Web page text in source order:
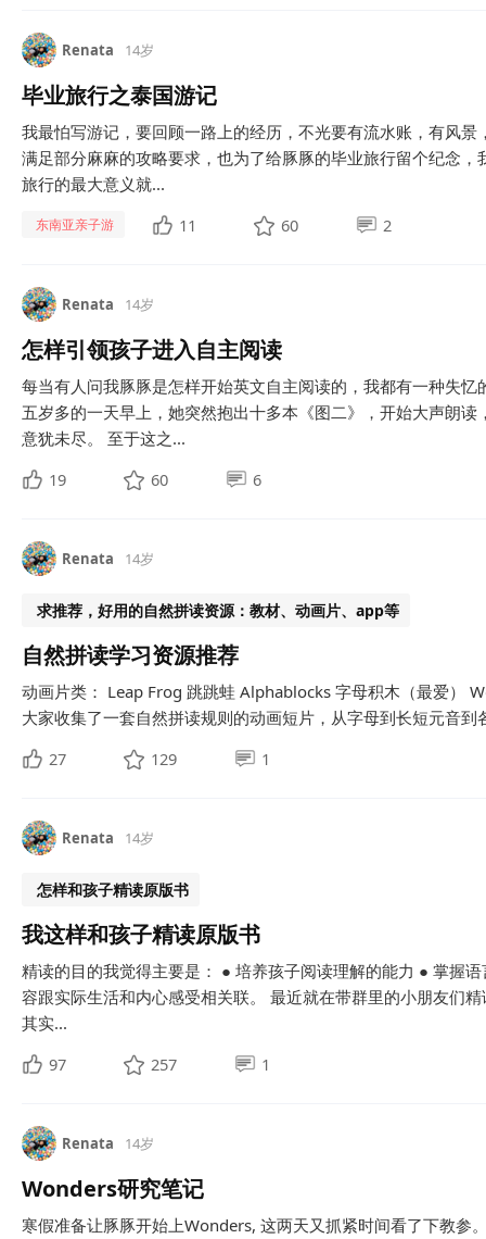
Renata 14岁
毕业旅行之泰国游记
我最怕写游记，要回顾一路上的经历，不光要有流水账，有风
满足部分麻麻的攻略要求，也为了给豚豚的毕业旅行留个纪念
旅行的最大意义就...
东南亚亲子游 11 60 2
Renata 14岁
怎样引领孩子进入自主阅读
每当有人问我豚豚是怎样开始英文自主阅读的，我都有一种失
五岁多的一天早上，她突然抱出十多本《图二》，开始大声朗
意犹未尽。 至于这之...
19
60 6
Renata 14岁
求推荐，好用的自然拼读资源：教材、动画片、app等
自然拼读学习资源推荐
动画片类： Leap Frog 跳跳蛙 Alphablocks 字母积木（最爱）
大家收集了一套自然拼读规则的动画短片，从字母到长短元音到
27
129 1
Renata 14岁
怎样和孩子精读原版书
我这样和孩子精读原版书
精读的目的我觉得主要是： ● 培养孩子阅读理解的能力 ● 掌握
容跟实际生活和内心感受相关联。 最近就在带群里的小朋友们
其实...
97
257 1
Renata 14岁
Wonders研究笔记
寒假准备让豚豚开始上Wonders, 这两天又抓紧时间看了下教参